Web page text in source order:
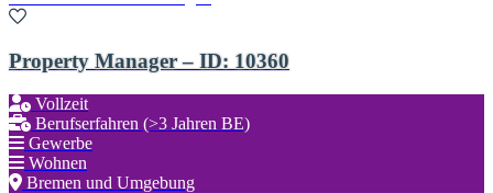
Property Manager – ID: 10360
Vollzeit
Berufserfahren (>3 Jahren BE)
Gewerbe
Wohnen
Bremen und Umgebung